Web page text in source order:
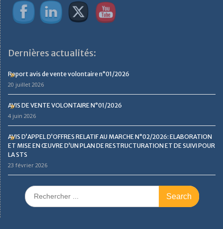
Dernières actualités:
Report avis de vente volontaire n°01/2026
20 juillet 2026
AVIS DE VENTE VOLONTAIRE N°01/2026
4 juin 2026
AVIS D’APPEL D’OFFRES RELATIF AU MARCHE N°02/2026: ELABORATION
ET MISE EN ŒUVRE D’UN PLAN DE RESTRUCTURATION ET DE SUIVI POUR
LA STS
23 février 2026